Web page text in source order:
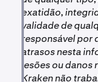
exatidão,
validade de
responsável por
atrasos nesta
lesões ou danos
Kraken não